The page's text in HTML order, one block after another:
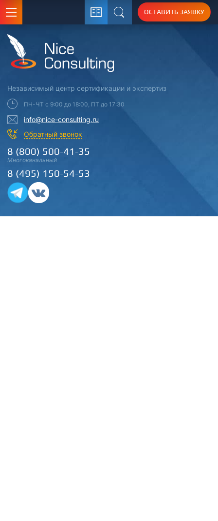
Поиск
ОСТАВИТЬ ЗАЯВКУ
Независимый центр сертификации и экспертиз
ПН-ЧТ с 9:00 до 18:00, ПТ до 17:30
info@nice-consulting.ru
Обратный звонок
8 (800) 500-41-35
Многоканальный
8 (495) 150-54-53